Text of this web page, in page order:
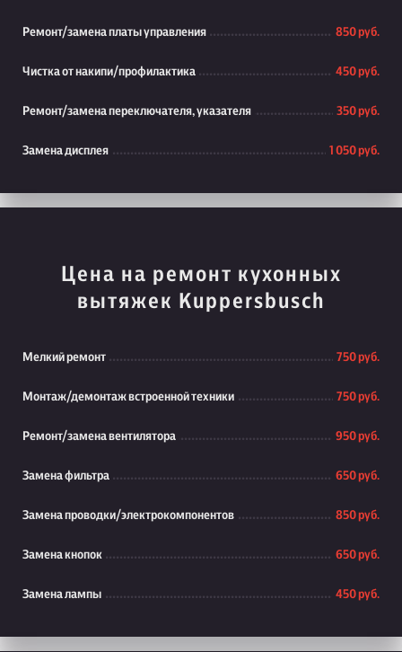
Ремонт/замена платы управления 850 руб.
Чистка от накипи/профилактика 450 руб.
Ремонт/замена переключателя, указателя 350 руб.
Замена дисплея 1 050 руб.
Цена на ремонт кухонных
вытяжек Kuppersbusch
Мелкий ремонт 750 руб.
Монтаж/демонтаж встроенной техники 750 руб.
Ремонт/замена вентилятора 950 руб.
Замена фильтра 650 руб.
Замена проводки/электрокомпонентов 850 руб.
Замена кнопок 650 руб.
Замена лампы 450 руб.